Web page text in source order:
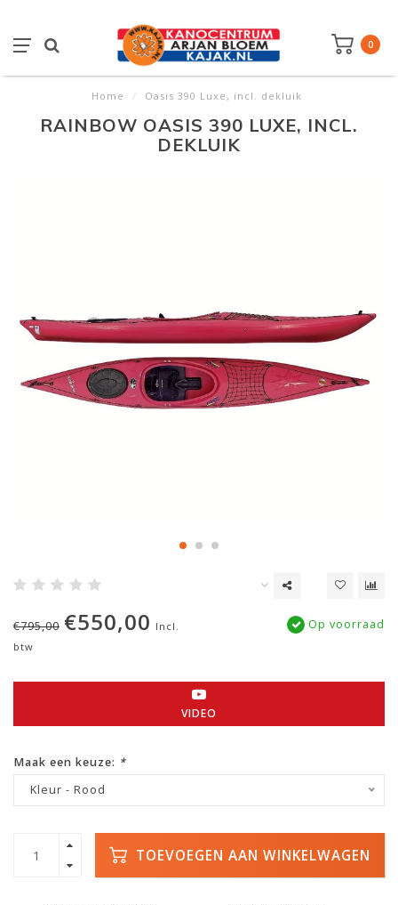
0
Home / Oasis 390 Luxe, incl. dekluik
RAINBOW OASIS 390 LUXE, INCL.
DEKLUIK
€795,00 €550,00 Incl.
btw
Op voorraad
VIDEO
Maak een keuze: *
Kleur - Rood
TOEVOEGEN AAN WINKELWAGEN